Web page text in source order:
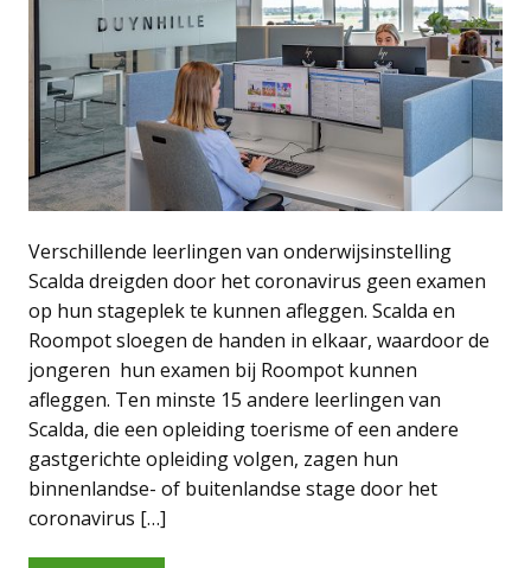
Verschillende leerlingen van onderwijsinstelling
Scalda dreigden door het coronavirus geen examen
op hun stageplek te kunnen afleggen. Scalda en
Roompot sloegen de handen in elkaar, waardoor de
jongeren hun examen bij Roompot kunnen
afleggen. Ten minste 15 andere leerlingen van
Scalda, die een opleiding toerisme of een andere
gastgerichte opleiding volgen, zagen hun
binnenlandse- of buitenlandse stage door het
coronavirus […]